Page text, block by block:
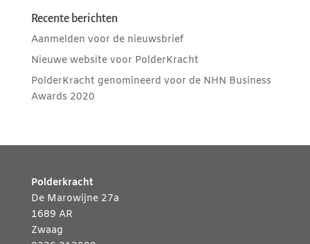
Recente berichten
Aanmelden voor de nieuwsbrief
Nieuwe website voor PolderKracht
PolderKracht genomineerd voor de NHN Business
Awards 2020
Polderkracht
De Marowijne 27a
1689 AR
Zwaag